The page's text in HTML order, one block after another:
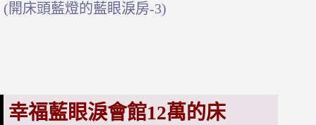
(開床頭藍燈的藍眼淚房-3)
幸福藍眼淚會館12萬的床